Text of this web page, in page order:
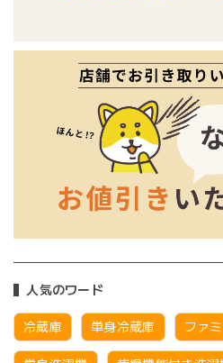
人気のワード
冷蔵庫 単身冷蔵庫 ファ